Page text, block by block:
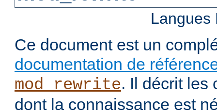
Ce document est un
documentation de
mod_rewrite. Il décrit les
dont la connaissance est